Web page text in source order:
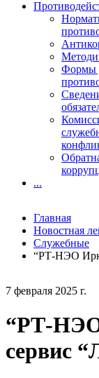
7 февраля 2025 г.
“РТ-НЭО
сервис
Формы
...
Главная
Новостная
Служебные
“РТ-НЭО